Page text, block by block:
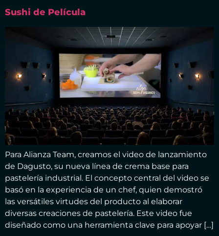
Sushi de Película
Para Alianza Team, creamos el video de lanzamiento
de Dagusto, su nueva línea de crema base para
pastelería industrial. El concepto central del video se
basó en la experiencia de un chef, quien demostró
las versátiles virtudes del producto al elaborar
diversas creaciones de pastelería. Este video fue
diseñado como una herramienta clave para apoyar […]